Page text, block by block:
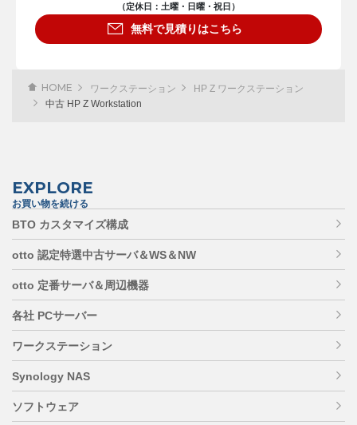
（定休日：土曜・日曜・祝日）
無料で見積りはこちら
HOME ワークステーション
HP Z ワークステーション
中古 HP Z Workstation
EXPLORE
お買い物を続ける
BTO カスタマイズ構成
otto 認定特選中古サーバ＆WS＆NW
otto 定番サーバ＆周辺機器
各社 PCサーバー
ワークステーション
Synology NAS
ソフトウェア